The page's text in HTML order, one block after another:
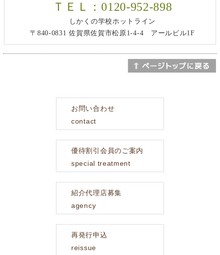
ＴＥＬ：0120-952-898
しかくの学校ホットライン
〒840-0831 佐賀県佐賀市松原1-4-4 アールビル1F
お問い合わせ
contact
優待割引会員のご案内
special treatment
紹介代理店募集
agency
再発行申込
reissue